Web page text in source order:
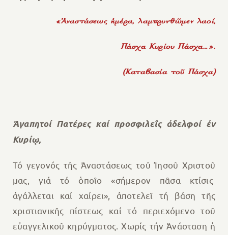
«Ἀναστάσεως ἡμέρα, λαμπρυνθῶμεν λαοί,
Πάσχα Κυρίου Πάσχα…».
(Καταβασία τοῦ Πάσχα)
Ἀγαπητοί Πατέρες καί προσφιλεῖς ἀδελφοί ἐν
Κυρίῳ,
Τό γεγονός τῆς Ἀναστάσεως τοῦ Ἰησοῦ Χριστοῦ
μας, γιά τό ὁποῖο «σήμερον πᾶσα κτίσις
ἀγάλλεται καί χαίρει», ἀποτελεῖ τή βάση τῆς
χριστιανικῆς πίστεως καί τό περιεχόμενο τοῦ
εὐαγγελικοῦ κηρύγματος. Χωρίς τήν Ἀνάσταση ἡ